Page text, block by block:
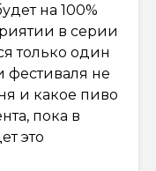
на 100%
в серии
только один
фестиваля не
и какое пиво
пока в
это